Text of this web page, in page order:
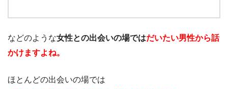
などのような女性との出会いの場ではだいたい男性から話
かけますよね。
ほとんどの出会いの場では